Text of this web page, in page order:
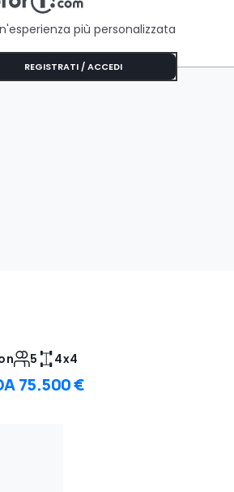
Da Sapere
più personalizzata
REGISTRATI / ACCEDI
5 4x4
75.500 €